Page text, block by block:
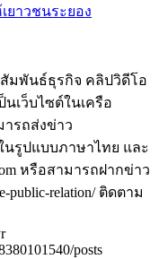
ยาวชนระยอง
สัมพันธ์ธุรกิจ คลิปวิดีโอ
เว็บไซต์ในเครือ
ารถส่งข่าว
รูปแบบภาษาไทย และ
หรือสามารถฝากข่าว
public-relation/ ติดตาม
posts